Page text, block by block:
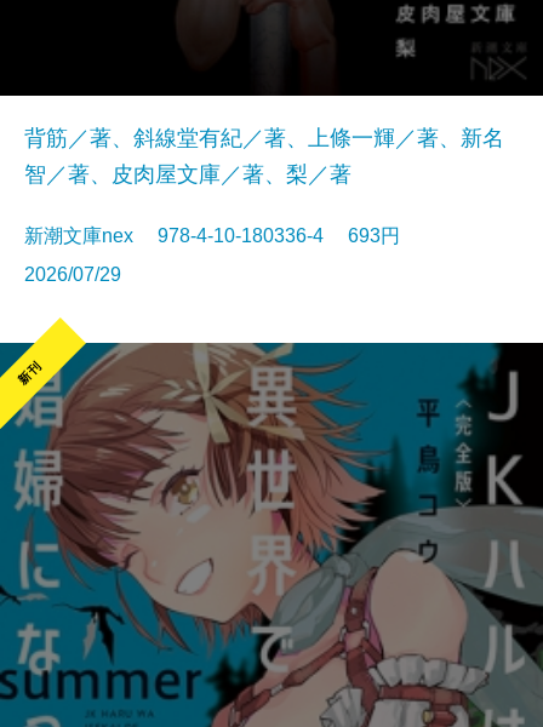
背筋／著、斜線堂有紀／著、上條一輝／著、新名
智／著、皮肉屋文庫／著、梨／著
新潮文庫nex 978-4-10-180336-4 693円
2026/07/29
新刊